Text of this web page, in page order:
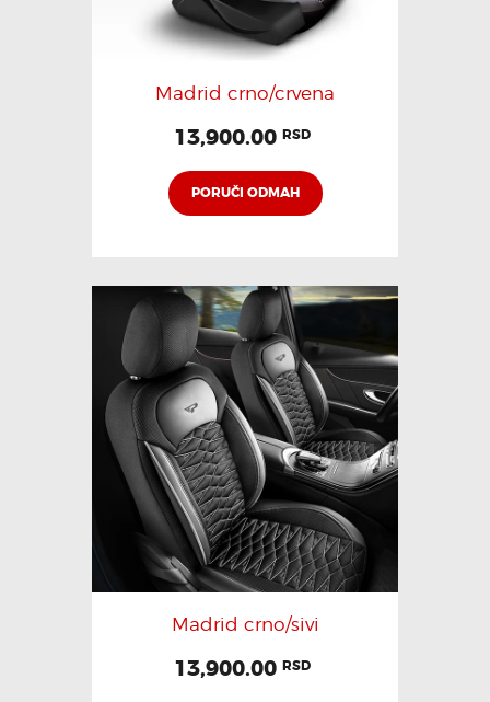
Madrid crno/crvena
13,900.00 RSD
PORUČI ODMAH
Madrid crno/sivi
13,900.00 RSD